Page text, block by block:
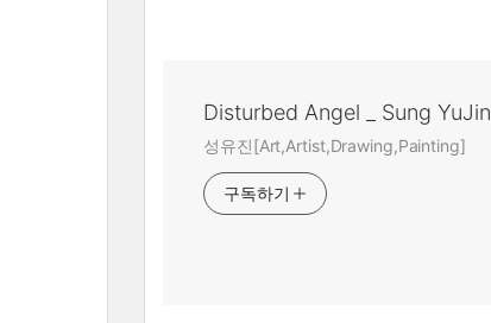
Disturbed Angel _ Sung YuJin
성유진[Art,Artist,Drawing,Painting]
구독하기